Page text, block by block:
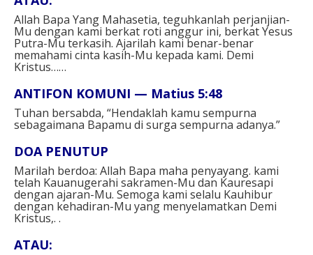
Allah Bapa Yang Mahasetia, teguhkanlah perjanjian-
Mu dengan kami berkat roti anggur ini, berkat Yesus
Putra-Mu terkasih. Ajarilah kami benar-benar
memahami cinta kasih-Mu kepada kami. Demi
Kristus……⁣
ANTIFON KOMUNI — Matius 5:48⁣
Tuhan bersabda, “Hendaklah kamu sempurna
sebagaimana Bapamu di surga sempurna adanya.”⁣
DOA PENUTUP
Marilah berdoa: Allah Bapa maha penyayang. kami
telah Kauanugerahi sakramen-Mu dan Kauresapi
dengan ajaran-Mu. Semoga kami selalu Kauhibur
dengan kehadiran-Mu yang menyelamatkan Demi
Kristus,. .
ATAU: